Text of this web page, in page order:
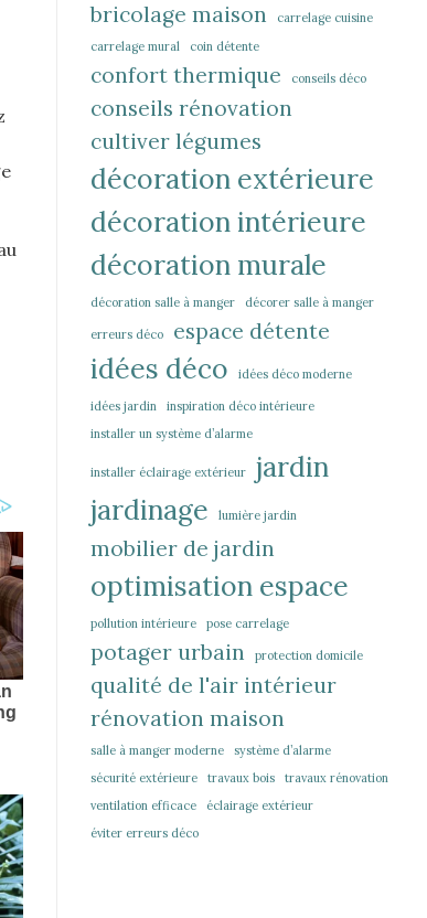
bricolage maison
carrelage cuisine
carrelage mural
coin détente
confort thermique conseils déco
conseils rénovation
cultiver légumes
décoration extérieure
décoration intérieure
décoration murale
décoration salle à manger décorer salle à manger
erreurs déco espace détente
idées déco idées déco moderne
idées jardin
inspiration déco intérieure
installer un système d’alarme
installer éclairage extérieur
jardin
jardinage
lumière jardin
mobilier de jardin
optimisation espace
pollution intérieure pose carrelage
potager urbain protection domicile
qualité de l'air intérieur
rénovation maison
salle à manger moderne
système d’alarme
sécurité extérieure
travaux bois
travaux rénovation
ventilation efficace
éclairage extérieur
éviter erreurs déco